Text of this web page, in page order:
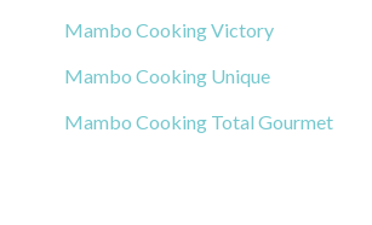
Mambo Cooking Victory
Mambo Cooking Unique
Mambo Cooking Total Gourmet